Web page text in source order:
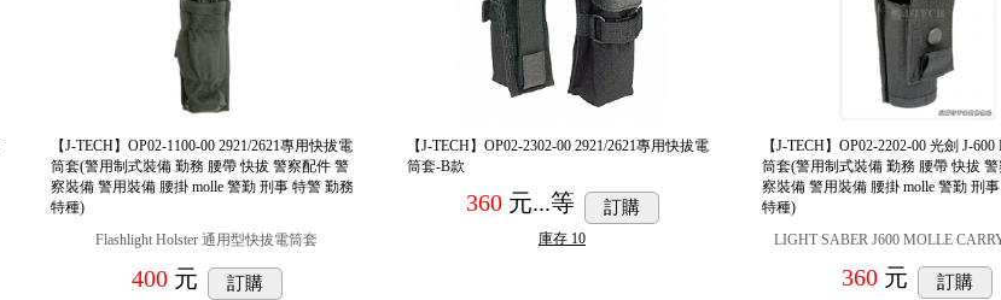
【J-TECH】OP02-1100-00 2921/2621專用快拔電
筒套(警用制式裝備 勤務 腰帶 快拔 警察配件 警
察裝備 警用裝備 腰掛 molle 警勤 刑事 特警 勤務
特種)
Flashlight Holster 通用型快拔電筒套
400元 訂購
【J-TECH】OP02-2302-00 2921/2621專用快拔電
筒套-B款
360元...等 訂購
庫存 10
【J-TECH】OP02-2202-00 光劍 J-
筒套(警用制式裝備 勤務 腰帶 快拔
察裝備 警用裝備 腰掛 molle 警勤 刑
特種)
LIGHT SABER J600 MOLLE
360 元 訂購